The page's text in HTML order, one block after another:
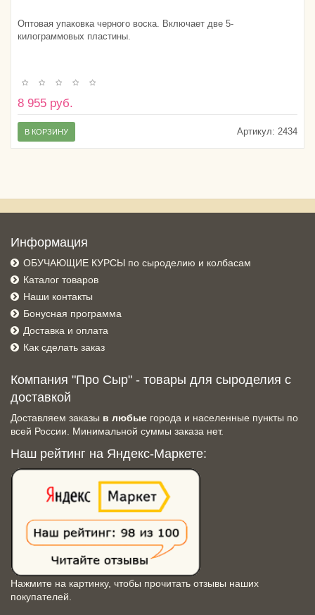
Оптовая упаковка черного воска. Включает две 5-
килограммовых пластины.
8 955 руб.
Артикул: 2434
В КОРЗИНУ
Информация
ОБУЧАЮЩИЕ КУРСЫ по сыроделию и колбасам
Каталог товаров
Наши контакты
Бонусная программа
Доставка и оплата
Как сделать заказ
Компания "Про Сыр" - товары для сыроделия с
доставкой
Доставляем заказы в любые города и населенные пункты по
всей России. Минимальной суммы заказа нет.
Наш рейтинг на Яндекс-Маркете:
Нажмите на картинку, чтобы прочитать отзывы наших
покупателей.